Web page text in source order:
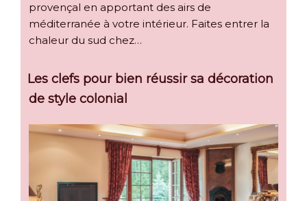
provençal en apportant des airs de
méditerranée à votre intérieur. Faites entrer la
chaleur du sud chez…
Les clefs pour bien réussir sa décoration
de style colonial